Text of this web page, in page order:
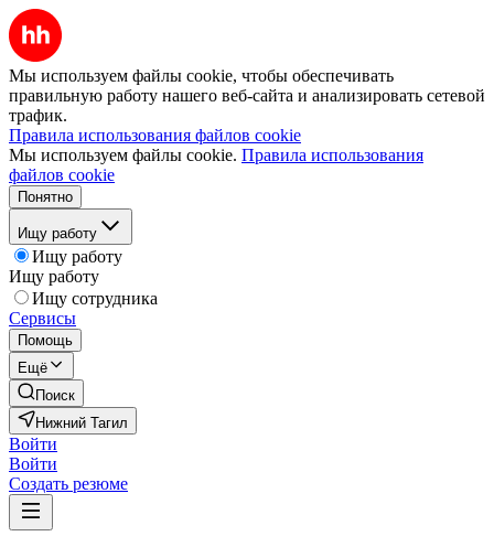
Мы используем файлы cookie, чтобы обеспечивать
правильную работу нашего веб-сайта и анализировать сетевой
трафик.
Правила использования файлов cookie
Мы используем файлы cookie. Правила использования
файлов cookie
Понятно
Ищу работу
Ищу работу
Ищу работу
Ищу сотрудника
Сервисы
Помощь
Ещё
Поиск
Нижний Тагил
Войти
Войти
Создать резюме